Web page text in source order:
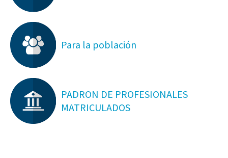
Para la población
PADRON DE PROFESIONALES
MATRICULADOS